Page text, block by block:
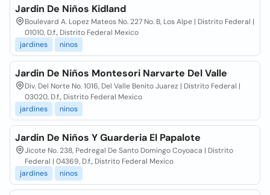
Jardin De Niños Kidland
Boulevard A. Lopez Mateos No. 227 No. B, Los Alpe | Distrito Federal |
01010, D.f., Distrito Federal Mexico
jardines
ninos
Jardin De Niños Montesori Narvarte Del Valle
Div. Del Norte No. 1016, Del Valle Benito Juarez | Distrito Federal |
03020, D.f., Distrito Federal Mexico
jardines
ninos
Jardin De Niños Y Guarderia El Papalote
Jicote No. 238, Pedregal De Santo Domingo Coyoaca | Distrito
Federal | 04369, D.f., Distrito Federal Mexico
jardines
ninos